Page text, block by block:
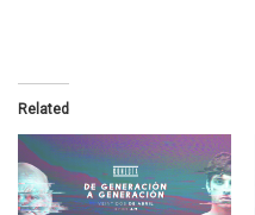
Related